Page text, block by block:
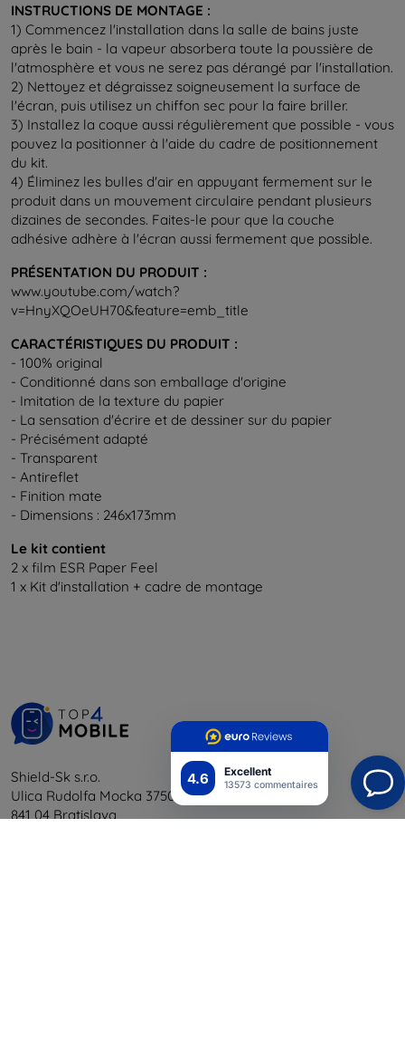
4.6 Excellent
13573 commentaires
INSTRUCTIONS DE MONTAGE :
1) Commencez l'installation dans la salle de bains juste
après le bain - la vapeur absorbera toute la poussière de
l'atmosphère et vous ne serez pas dérangé par l'installation.
2) Nettoyez et dégraissez soigneusement la surface de
l'écran, puis utilisez un chiffon sec pour la faire briller.
3) Installez la coque aussi régulièrement que possible - vous
pouvez la positionner à l'aide du cadre de positionnement
du kit.
4) Éliminez les bulles d'air en appuyant fermement sur le
produit dans un mouvement circulaire pendant plusieurs
dizaines de secondes. Faites-le pour que la couche
adhésive adhère à l'écran aussi fermement que possible.
PRÉSENTATION DU PRODUIT :
www.youtube.com/watch?
v=HnyXQOeUH70&feature=emb_title
CARACTÉRISTIQUES DU PRODUIT :
- 100% original
- Conditionné dans son emballage d'origine
- Imitation de la texture du papier
- La sensation d'écrire et de dessiner sur du papier
- Précisément adapté
- Transparent
- Antireflet
- Finition mate
- Dimensions : 246x173mm
Le kit contient
2 x film ESR Paper Feel
1 x Kit d'installation + cadre de montage
Shield-Sk s.r.o.
Ulica Rudolfa Mocka 3750/2A
841 04 Bratislava